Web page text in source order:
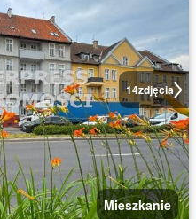
14zdjęcia
Mieszkanie